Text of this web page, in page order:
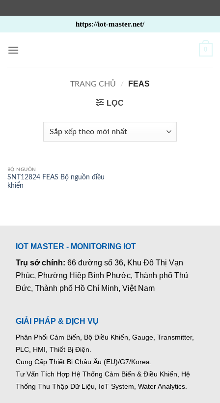
qua
nội
https://iot-master.net/
0
TRANG CHỦ / FEAS
LỌC
BỘ NGUỒN
SNT12824 FEAS Bộ nguồn điều
khiển
IOT MASTER - MONITORING IOT
Trụ sở chính:66 đường số 36, Khu Đô Thị Vạn
Phúc, Phường Hiệp Bình Phước, Thành phố Thủ
Đức, Thành phố Hồ Chí Minh, Việt Nam
GIẢI PHÁP & DỊCH VỤ
Phân Phối Cảm Biến, Bộ Điều Khiển, Gauge, Transmitter,
PLC, HMI, Thiết Bị Điện.
Cung Cấp Thiết Bị Châu Âu (EU)/G7/Korea.
Tư Vấn Tích Hợp Hệ Thống Cảm Biến & Điều Khiển, Hệ
Thống Thu Thập Dữ Liệu, IoT System, Water Analytics.